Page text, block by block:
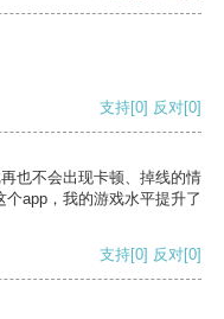
支持[0] 反对[0]
也不会出现卡顿、掉线的情
app，我的游戏水平提升了
支持[0] 反对[0]